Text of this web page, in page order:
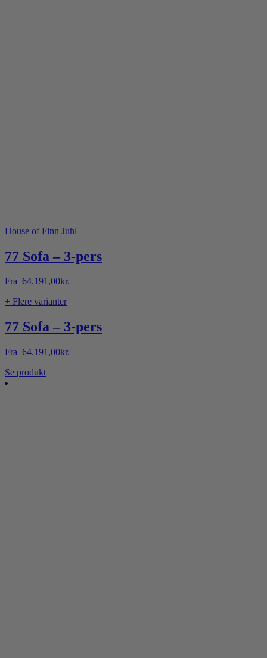
House of Finn Juhl
77 Sofa – 3-pers
Fra 64.191,00kr.
+ Flere varianter
77 Sofa – 3-pers
Fra 64.191,00kr.
Se produktDette